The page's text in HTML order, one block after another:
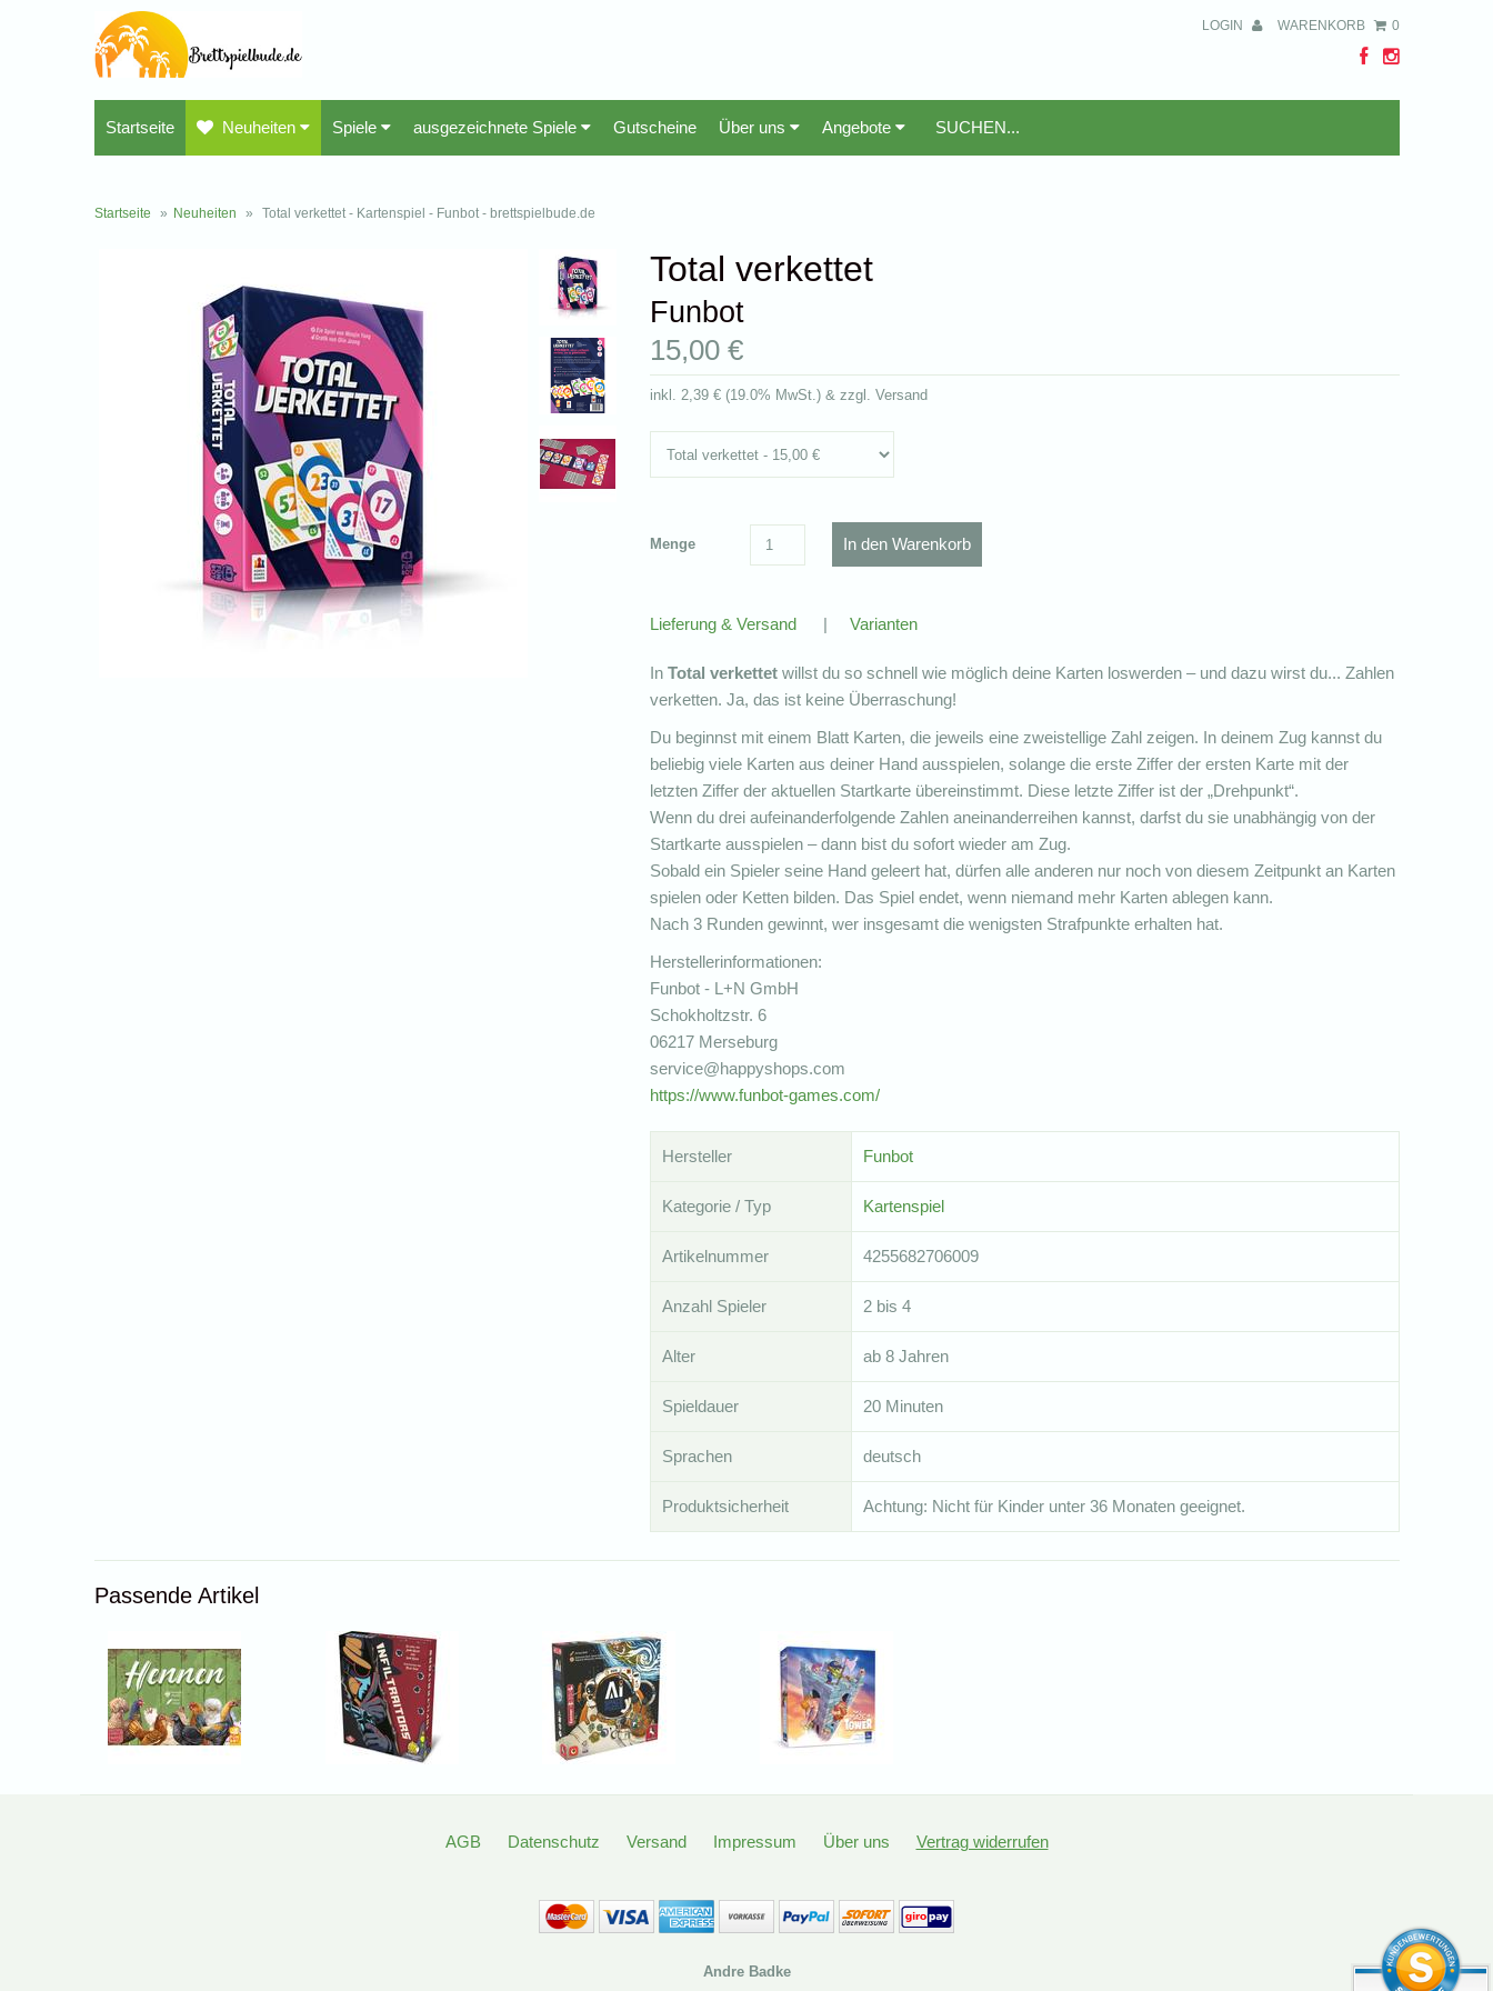
LOGIN WARENKORB 0
Startseite Neuheiten Spiele ausgezeichnete Spiele Gutscheine Über uns Angebote
Startseite » Neuheiten » Total verkettet - Kartenspiel - Funbot - brettspielbude.de
Total verkettet
Funbot
15,00 €
inkl. 2,39 €(19.0% MwSt.) & zzgl. Versand
Menge
Lieferung & Versand | Varianten
In Total verkettetwillst du so schnell wie möglich deine Karten loswerden – und dazu wirst du... Zahlen
verketten. Ja, das ist keine Überraschung!
Du beginnst mit einem Blatt Karten, die jeweils eine zweistellige Zahl zeigen. In deinem Zug kannst du
beliebig viele Karten aus deiner Hand ausspielen, solange die erste Ziffer der ersten Karte mit der
letzten Ziffer der aktuellen Startkarte übereinstimmt. Diese letzte Ziffer ist der „Drehpunkt“.
Wenn du drei aufeinanderfolgende Zahlen aneinanderreihen kannst, darfst du sie unabhängig von der
Startkarte ausspielen – dann bist du sofort wieder am Zug.
Sobald ein Spieler seine Hand geleert hat, dürfen alle anderen nur noch von diesem Zeitpunkt an Karten
spielen oder Ketten bilden. Das Spiel endet, wenn niemand mehr Karten ablegen kann.
Nach 3 Runden gewinnt, wer insgesamt die wenigsten Strafpunkte erhalten hat.
Herstellerinformationen:
Funbot - L+N GmbH
Schokholtzstr. 6
06217 Merseburg
service@happyshops.com
https://www.funbot-games.com/
Hersteller Funbot
Kategorie / Typ Kartenspiel
Artikelnummer 4255682706009
Anzahl Spieler 2 bis 4
Alter ab 8 Jahren
Spieldauer 20 Minuten
Sprachen deutsch
Produktsicherheit Achtung: Nicht für Kinder unter 36 Monaten geeignet.
Passende Artikel
AGB Datenschutz Versand Impressum Über uns Vertrag widerrufen
Andre Badke